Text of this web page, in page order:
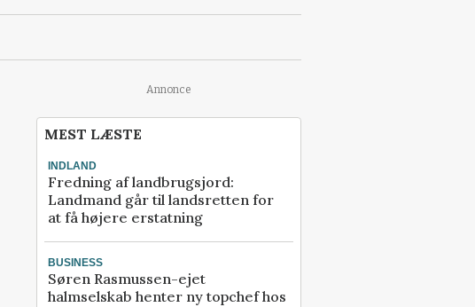
Annonce
MEST LÆSTE
INDLAND
Fredning af landbrugsjord:
Landmand går til landsretten for
at få højere erstatning
BUSINESS
Søren Rasmussen-ejet
halmselskab henter ny topchef hos